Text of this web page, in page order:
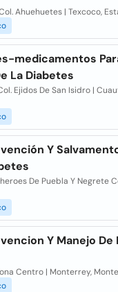
Ahuehuetes | Texcoco,
medicamentos
La Diabetes
Ejidos De San Isidro |
Y
De Puebla Y Negrete
Y Manejo
Centro | Monterrey,